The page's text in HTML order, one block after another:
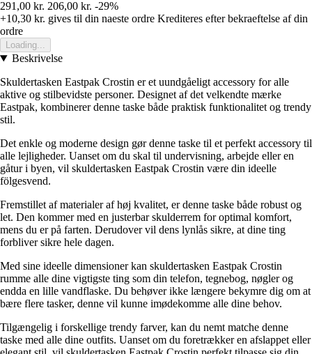
291,00 kr. 206,00 kr. -29%
+10,30 kr. gives til din naeste ordre Krediteres efter bekraeftelse af din
ordre
Loading...
Beskrivelse
Skuldertasken Eastpak Crostin er et uundgåeligt accessory for alle
aktive og stilbevidste personer. Designet af det velkendte mærke
Eastpak, kombinerer denne taske både praktisk funktionalitet og trendy
stil.
Det enkle og moderne design gør denne taske til et perfekt accessory til
alle lejligheder. Uanset om du skal til undervisning, arbejde eller en
gåtur i byen, vil skuldertasken Eastpak Crostin være din ideelle
fölgesvend.
Fremstillet af materialer af høj kvalitet, er denne taske både robust og
let. Den kommer med en justerbar skulderrem for optimal komfort,
mens du er på farten. Derudover vil dens lynlås sikre, at dine ting
forbliver sikre hele dagen.
Med sine ideelle dimensioner kan skuldertasken Eastpak Crostin
rumme alle dine vigtigste ting som din telefon, tegnebog, nøgler og
endda en lille vandflaske. Du behøver ikke længere bekymre dig om at
bære flere tasker, denne vil kunne imødekomme alle dine behov.
Tilgængelig i forskellige trendy farver, kan du nemt matche denne
taske med alle dine outfits. Uanset om du foretrækker en afslappet eller